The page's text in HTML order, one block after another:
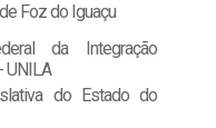
Foz do Iguaçu
da Integração
UNILA
do Estado do